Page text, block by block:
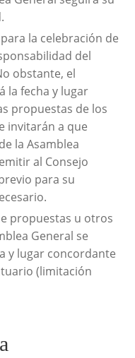
la celebración de
del
obstante, el
la fecha y lugar
propuestas de los
invitarán a que
la Asamblea
al Consejo
para su
propuestas u otros
General se
y lugar concordante
(limitación